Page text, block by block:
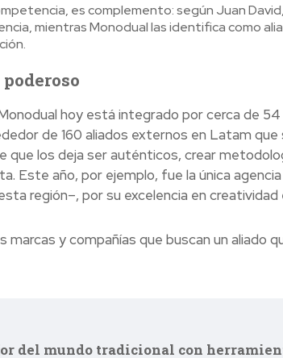
es complemento: según Juan
mientras Monodual las identifica como
hoy está integrado por cerca de
de 160 aliados externos en Latam
que los deja ser auténticos, crear
Este año, por ejemplo, fue la única
región–, por su excelencia en creatividad
marcas y compañías que buscan un aliado
del mundo tradicional con